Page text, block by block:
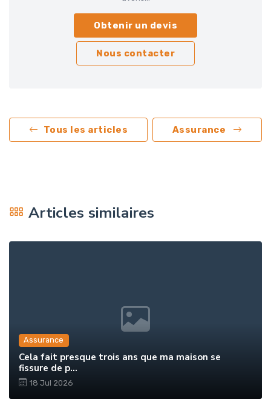
Obtenir un devis
Nous contacter
Tous les articles Assurance
Articles similaires
Assurance
Cela fait presque trois ans que ma maison se
fissure de p...
18 Jul 2026